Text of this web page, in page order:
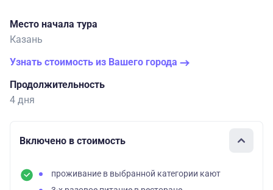
Место начала тура
Казань
Узнать стоимость из Вашего города
Продолжительность
4 дня
Включено в стоимость
проживание в выбранной категории кают